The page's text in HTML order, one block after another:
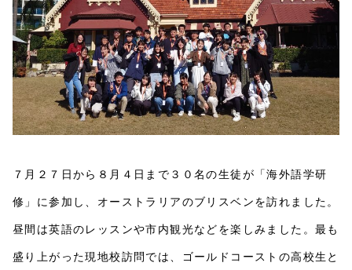
７月２７日から８月４日まで３０名の生徒が「海外語学研
修」に参加し、オーストラリアのブリスベンを訪れました。
昼間は英語のレッスンや市内観光などを楽しみました。最も
盛り上がった現地校訪問では、ゴールドコーストの高校生と